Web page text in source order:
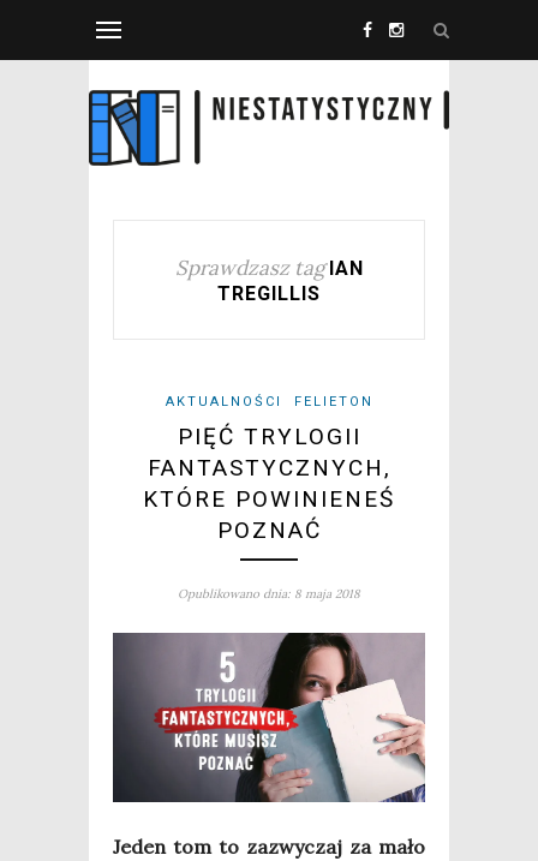
Sprawdzasz tag IAN
TREGILLIS
AKTUALNOŚCI FELIETON
PIĘĆ TRYLOGII
FANTASTYCZNYCH,
KTÓRE POWINIENEŚ
POZNAĆ
Opublikowano dnia: 8 maja 2018
Jeden tom to zazwy­czaj za mało